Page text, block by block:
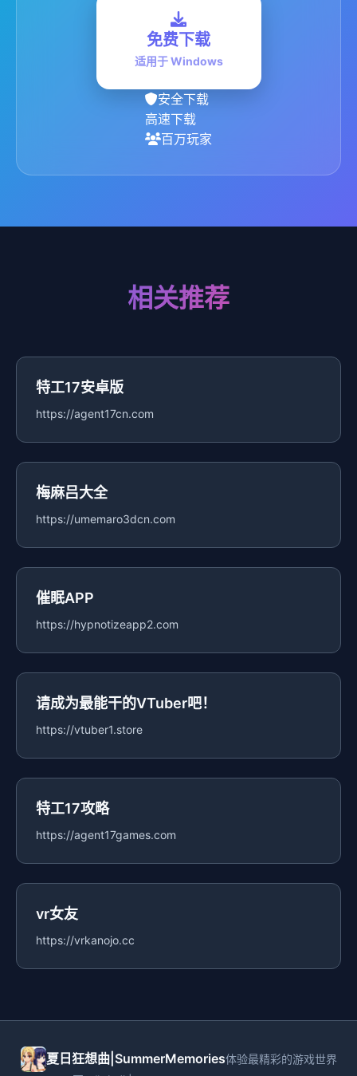
免费下载
适用于 Windows
安全下载
高速下载
百万玩家
相关推荐
特工17安卓版
https://agent17cn.com
梅麻吕大全
https://umemaro3dcn.com
催眠APP
https://hypnotizeapp2.com
请成为最能干的VTuber吧！
https://vtuber1.store
特工17攻略
https://agent17games.com
vr女友
https://vrkanojo.cc
夏日狂想曲|SummerMemories体验最精彩的游戏世界